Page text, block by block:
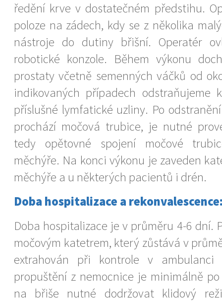
ředění krve v dostatečném předstihu.
poloze na zádech, kdy se z několika
nástroje do dutiny břišní. Operatér
robotické konzole. Během výkonu
prostaty včetně semenných váčků od
indikovaných případech odstraňujeme
příslušné lymfatické uzliny. Po
prochází močová trubice, je nutné
tedy opětovné spojení močové
měchýře. Na konci výkonu je zaveden
měchýře a u některých pacientů i drén.
Doba hospitalizace a
Doba hospitalizace je v průměru 4-6 dní.
močovým katetrem, který zůstává v
extrahován při kontrole v
propuštění z nemocnice je minimálně
na břiše nutné dodržovat klidový